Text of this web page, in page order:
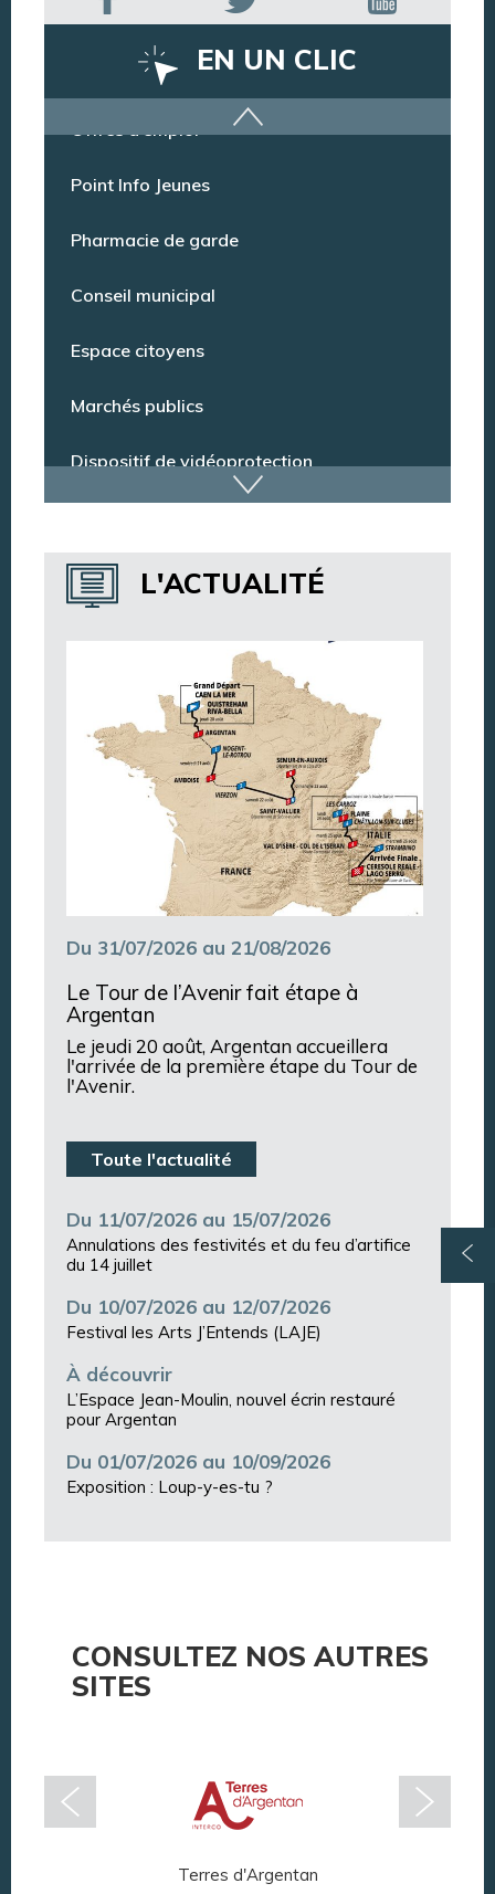
EN UN CLIC
Dispositif de vidéoprotection
Annuaire des services
Annuaire des associations
Argentan Aujourd’hui
L'ACTUALITÉ
Du 31/07/2026 au 21/08/2026
Le Tour de l’Avenir fait étape à
Argentan
Le jeudi 20 août, Argentan accueillera
l'arrivée de la première étape du Tour de
l'Avenir.
Toute l'actualité
Du 11/07/2026 au 15/07/2026
Annulations des festivités et du feu d’artifice
du 14 juillet
Du 10/07/2026 au 12/07/2026
Festival les Arts J’Entends (LAJE)
À découvrir
L’Espace Jean-Moulin, nouvel écrin restauré
pour Argentan
Du 01/07/2026 au 10/09/2026
Exposition : Loup-y-es-tu ?
CONSULTEZ NOS AUTRES
SITES
Terres d'Argentan